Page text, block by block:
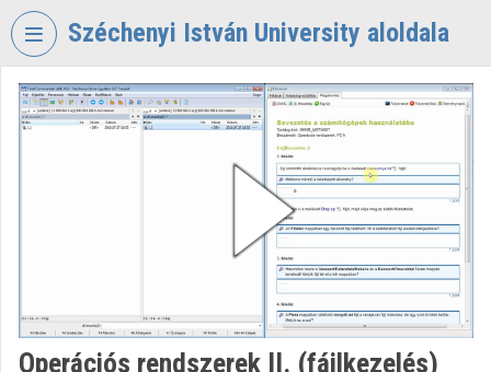
Skip header
Széchenyi István University aloldala
VIDEOTORIUM
Operációs rendszerek II. (fájlkezelés)